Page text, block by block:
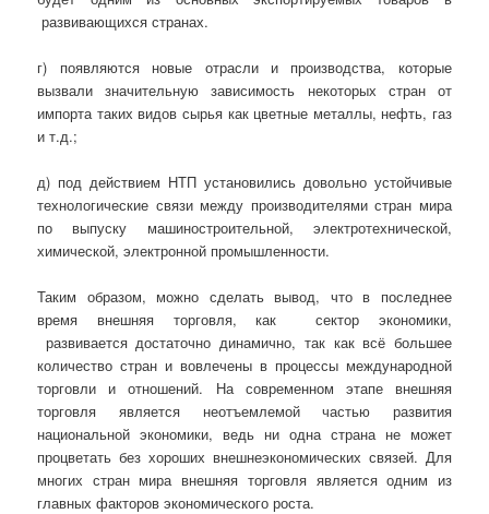
развивающихся странах.
г) появляются новые отрасли и производства, которые
вызвали значительную зависимость некоторых стран от
импорта таких видов сырья как цветные металлы, нефть, газ
и т.д.;
д) под действием НТП установились довольно устойчивые
технологические связи между производителями стран мира
по выпуску машиностроительной, электротехнической,
химической, электронной промышленности.
Таким образом, можно сделать вывод, что в последнее
время внешняя торговля, как сектор экономики,
развивается достаточно динамично, так как всё большее
количество стран и вовлечены в процессы международной
торговли и отношений. На современном этапе внешняя
торговля является неотъемлемой частью развития
национальной экономики, ведь ни одна страна не может
процветать без хороших внешнеэкономических связей. Для
многих стран мира внешняя торговля является одним из
главных факторов экономического роста.